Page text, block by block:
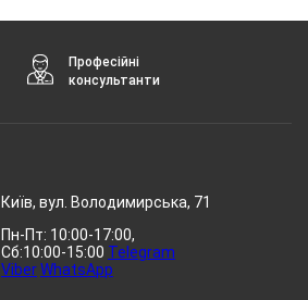
Професійні
консультанти
Київ, вул. Володимирська, 71
Пн-Пт: 10:00-17:00,
Сб:10:00-15:00 Telegram
ViberWhatsApp